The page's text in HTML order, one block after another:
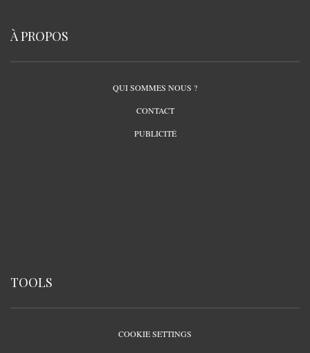
À PROPOS
QUI SOMMES NOUS ?
CONTACT
PUBLICITÉ
TOOLS
COOKIE SETTINGS